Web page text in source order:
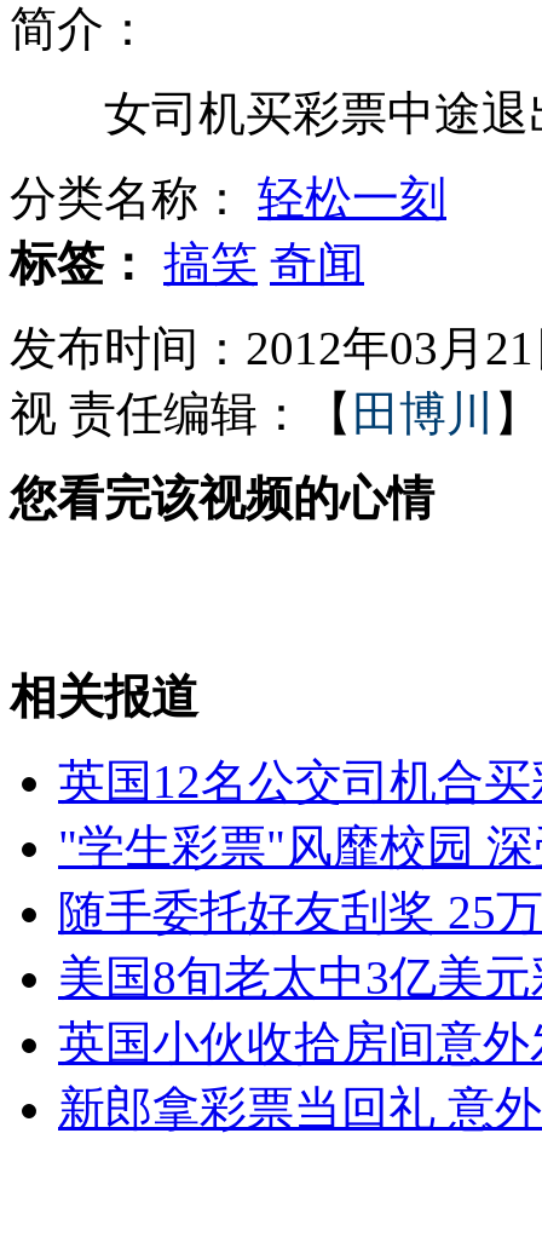
市民齐呼菜贵楼顶种菜被偷摘
夫妻骗贷400万狂买名包名车
小猫成功预测50名起死亡病例
山西运城恶犬咬伤多人 警民合力深夜将其击毙
女孩北京地铁殴打老人 痛下狠手拳打脚踢
无痛分娩是否安全 医生回应
外交部：反对强权政治霸凌主义
外交部：有关国家言论片面不公正
简介：
女司机买彩票中途退
分类名称： 轻松一刻
标签： 搞笑 奇闻
发布时间：2012年03月
视 责任编辑：【 田博川 】
您看完该视频的心情
相关报道
英国12名公交司机合
"学生彩票"风靡校园
随手委托好友刮奖 25
美国8旬老太中3亿美
英国小伙收拾房间意
新郎拿彩票当回礼 意